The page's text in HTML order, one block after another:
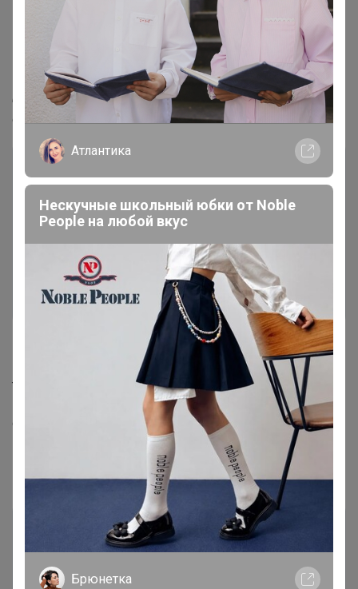
включая Кемеровскую, Иркутскую и другие области
По умолчанию карта настроена на показ Центров
выдачи 24-ok г. Красноярска - выбирайте на карте
ближайший к вам адрес или введите улицу.По данной
ссылке представлены всеПУНКТЫ ВЫДАЧИ 24-ok.
Если в Вашем городе отсутствует пункт выдачи 24-ok,
мы предлагаем воспользоваться услугами
транспортных компаний. Просто введите название
вашего населённого пункта в поисковую строку, и
система предложит доступные варианты. Если
использование карты неудобно, пожалуйста,
перейдите в раздел "Список" для просмотра адреса
пункта выдачи.
Атлантика
Нескучные школьный юбки от Nоblе
Реoplе на любой вкус
Брюнетка